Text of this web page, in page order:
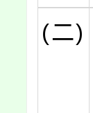
(二)